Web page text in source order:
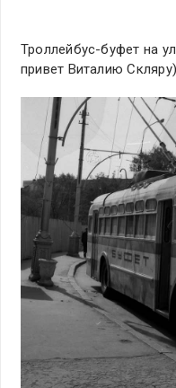
Троллейбус-буфет на
привет Виталию